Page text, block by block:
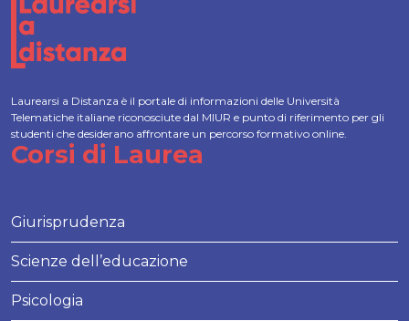
Laurearsi a Distanza è il portale di informazioni delle Università
Telematiche italiane riconosciute dal MIUR e punto di riferimento per gli
studenti che desiderano affrontare un percorso formativo online.
Corsi di Laurea
Giurisprudenza
Scienze dell’educazione
Psicologia